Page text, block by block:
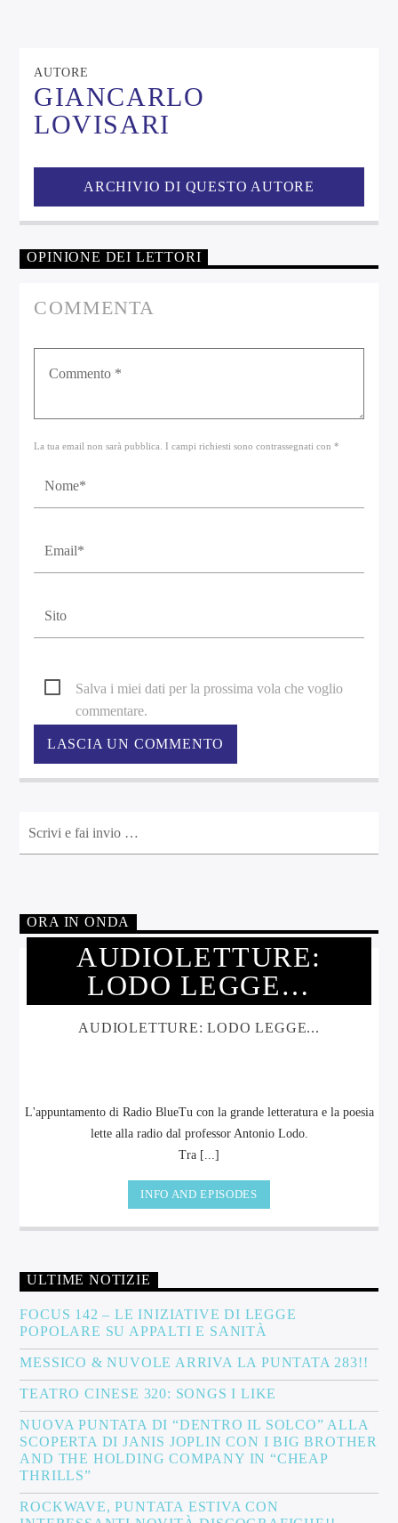
AUTORE
GIANCARLO
LOVISARI
ARCHIVIO DI QUESTO AUTORE
OPINIONE DEI LETTORI
COMMENTA
La tua email non sarà pubblica. I campi richiesti sono contrassegnati con *
Salva i miei dati per la prossima vola che voglio
commentare.
ORA IN ONDA
AUDIOLETTURE:
LODO LEGGE…
AUDIOLETTURE: LODO LEGGE...
L'appuntamento di Radio BlueTu con la grande letteratura e la poesia
lette alla radio dal professor Antonio Lodo.
Tra [...]
INFO AND EPISODES
ULTIME NOTIZIE
FOCUS 142 – LE INIZIATIVE DI LEGGE
POPOLARE SU APPALTI E SANITÀ
MESSICO & NUVOLE ARRIVA LA PUNTATA 283!!
TEATRO CINESE 320: SONGS I LIKE
NUOVA PUNTATA DI “DENTRO IL SOLCO” ALLA
SCOPERTA DI JANIS JOPLIN CON I BIG BROTHER
AND THE HOLDING COMPANY IN “CHEAP
THRILLS”
ROCKWAVE, PUNTATA ESTIVA CON